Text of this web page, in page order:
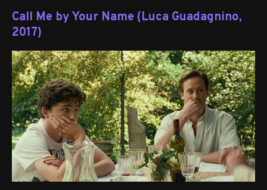
Call Me by Your Name (Luca Guadagnino,
2017)